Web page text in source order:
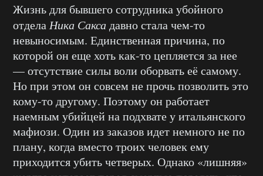
Жизнь для бывшего сотрудника убойного
отдела Ника Саксадавно стала чем-то
невыносимым. Единственная причина, по
которой он еще хоть как-то цепляется за нее
— отсутствие силы воли оборвать её самому.
Но при этом он совсем не прочь позволить это
кому-то другому. Поэтому он работает
наемным убийцей на подхвате у итальянского
мафиози. Один из заказов идет немного не по
плану, когда вместо троих человек ему
приходится убить четверых. Однако «лишняя»